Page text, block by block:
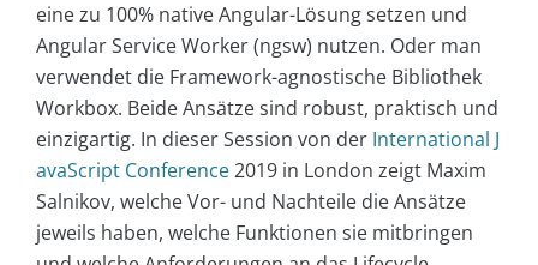
eine zu 100% native Angular-Lösung setzen und
Angular Service Worker (ngsw) nutzen. Oder man
verwendet die Framework-agnostische Bibliothek
Workbox. Beide Ansätze sind robust, praktisch und
einzigartig. In dieser Session von der International J
avaScript Conference2019 in London zeigt Maxim
Salnikov, welche Vor- und Nachteile die Ansätze
jeweils haben, welche Funktionen sie mitbringen